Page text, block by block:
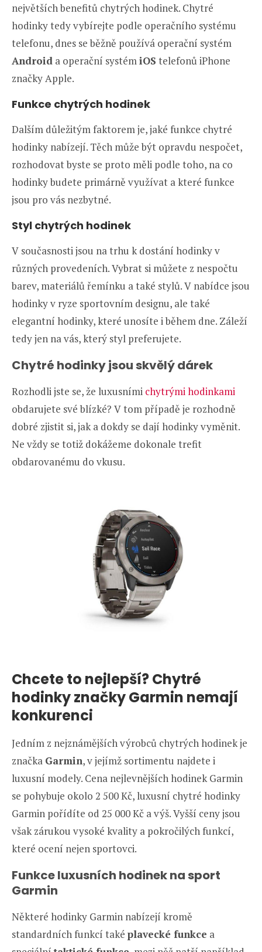
největších benefitů chytrých hodinek. Chytré
hodinky tedy vybírejte podle operačního systému
telefonu, dnes se běžně používá operační systém
Android a operační systémiOS telefonů iPhone
značky Apple.
Funkce chytrých hodinek
Dalším důležitým faktorem je, jaké funkce chytré
hodinky nabízejí. Těch může být opravdu nespočet,
rozhodovat byste se proto měli podle toho, na co
hodinky budete primárně využívat a které funkce
jsou pro vás nezbytné.
Styl chytrých hodinek
V současnosti jsou na trhu k dostání hodinky v
různých provedeních. Vybrat si můžete z nespočtu
barev, materiálů řemínku a také stylů. V nabídce jsou
hodinky v ryze sportovním designu, ale také
elegantní hodinky, které unosíte i během dne. Záleží
tedy jen na vás, který styl preferujete.
Chytré hodinky jsou skvělý dárek
Rozhodli jste se, že luxusními chytrými hodinkami
obdarujete své blízké? V tom případě je rozhodně
dobré zjistit si, jak a dokdy se dají hodinky vyměnit.
Ne vždy se totiž dokážeme dokonale trefit
obdarovanému do vkusu.
Chcete to nejlepší? Chytré
hodinky značky Garmin nemají
konkurenci
Jedním z nejznámějších výrobců chytrých hodinek je
značka Garmin, v jejímž sortimentu najdete i
luxusní modely. Cena nejlevnějších hodinek Garmin
se pohybuje okolo 2 500 Kč, luxusní chytré hodinky
Garmin pořídíte od 25 000 Kč a výš. Vyšší ceny jsou
však zárukou vysoké kvality a pokročilých funkcí,
které ocení nejen sportovci.
Funkce luxusních hodinek na sport
Garmin
Některé hodinky Garmin nabízejí kromě
standardních funkcí také plavecké funkce a